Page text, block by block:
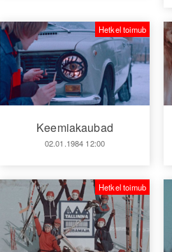
Keemiakaubad
02.01.1984 12:00
Hetkel toimub
Hetkel toimub